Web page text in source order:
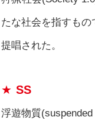
たな社会を指すも
提唱された。
SS
浮遊物質